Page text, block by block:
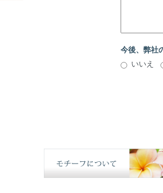
今後、弊社
いいえ